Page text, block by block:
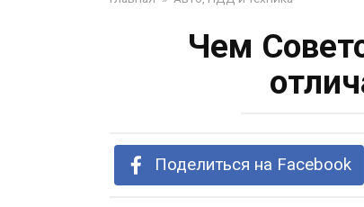
Чем
Поделиться на Facebook